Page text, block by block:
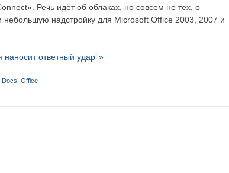
Речь идёт об облаках, но совсем не тех, о
надстройку для Microsoft Office 2003, 2007 и
ответный удар’ »
Docs Office